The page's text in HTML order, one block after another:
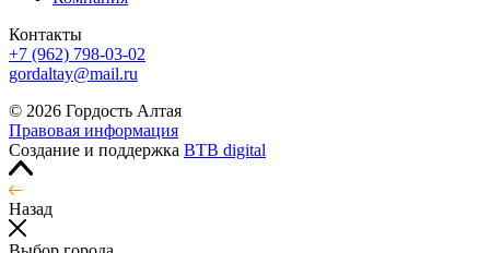
Контакты
+7 (962) 798-03-02
gordaltay@mail.ru
© 2026 Гордость Алтая
Правовая информация
Создание и поддержка BTB digital
Назад